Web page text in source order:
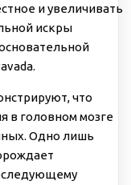
и увеличивать
искры
что
в головном мозге
Одно лишь